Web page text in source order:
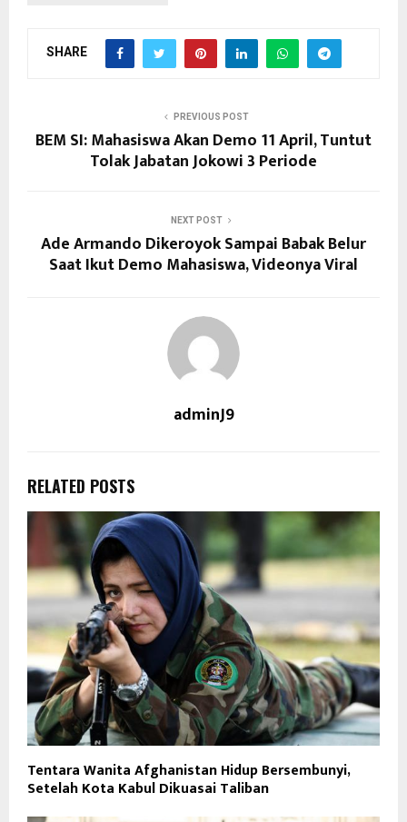
SHARE
PREVIOUS POST
BEM SI: Mahasiswa Akan Demo 11 April, Tuntut
Tolak Jabatan Jokowi 3 Periode
NEXT POST
Ade Armando Dikeroyok Sampai Babak Belur
Saat Ikut Demo Mahasiswa, Videonya Viral
adminJ9
RELATED POSTS
Tentara Wanita Afghanistan Hidup Bersembunyi,
Setelah Kota Kabul Dikuasai Taliban